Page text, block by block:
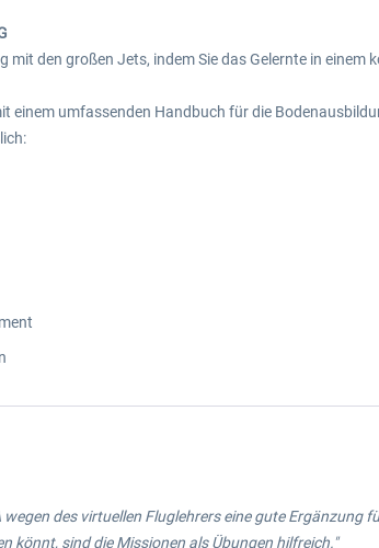
mit den großen Jets, indem Sie das Gelernte in
einem umfassenden Handbuch für die
des virtuellen Fluglehrers eine gute Ergänzung
könnt, sind die Missionen als Übungen hilfreich."